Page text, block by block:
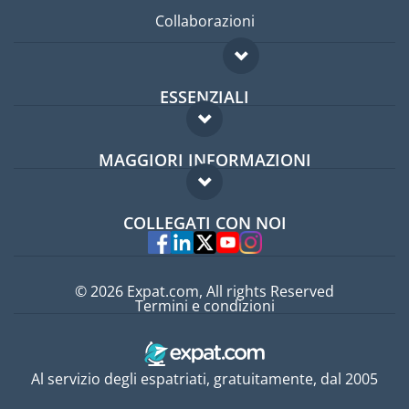
Collaborazioni
ESSENZIALI
Forum per expat
Guida per expat
MAGGIORI INFORMAZIONI
Domande frequenti
Esperti
COLLEGATI CON NOI
Al servizio degli espatriati, gratuitamente, dal 2005
© 2026 Expat.com, All rights Reserved
Termini e condizioni